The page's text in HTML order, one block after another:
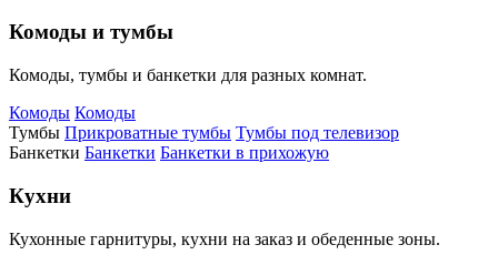
Комоды и тумбы
Комоды, тумбы и банкетки для разных комнат.
Комоды Комоды
Тумбы Прикроватные тумбы Тумбы под телевизор
Банкетки Банкетки Банкетки в прихожую
Кухни
Кухонные гарнитуры, кухни на заказ и обеденные зоны.